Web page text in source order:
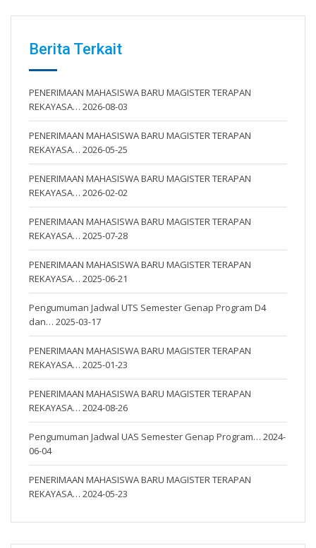
Berita Terkait
PENERIMAAN MAHASISWA BARU MAGISTER TERAPAN
REKAYASA… 2026-08-03
PENERIMAAN MAHASISWA BARU MAGISTER TERAPAN
REKAYASA… 2026-05-25
PENERIMAAN MAHASISWA BARU MAGISTER TERAPAN
REKAYASA… 2026-02-02
PENERIMAAN MAHASISWA BARU MAGISTER TERAPAN
REKAYASA… 2025-07-28
PENERIMAAN MAHASISWA BARU MAGISTER TERAPAN
REKAYASA… 2025-06-21
Pengumuman Jadwal UTS Semester Genap Program D4
dan… 2025-03-17
PENERIMAAN MAHASISWA BARU MAGISTER TERAPAN
REKAYASA… 2025-01-23
PENERIMAAN MAHASISWA BARU MAGISTER TERAPAN
REKAYASA… 2024-08-26
Pengumuman Jadwal UAS Semester Genap Program… 2024-
06-04
PENERIMAAN MAHASISWA BARU MAGISTER TERAPAN
REKAYASA… 2024-05-23